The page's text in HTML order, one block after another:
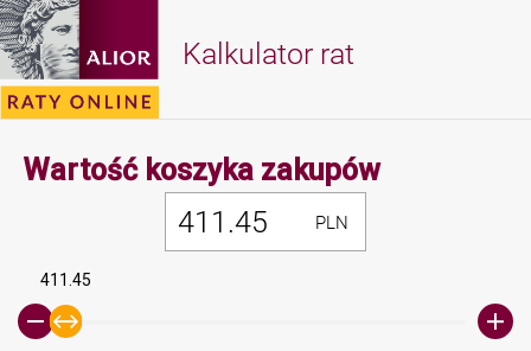
Kalkulator rat
Wartość koszyka zakupówMinimalna
PLN
411.45